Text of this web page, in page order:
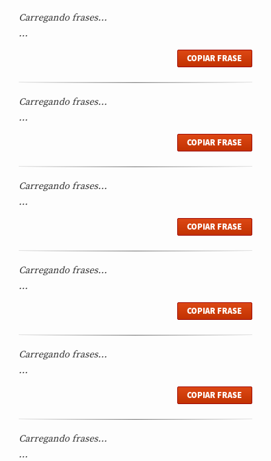
Carregando frases...
...
COPIAR FRASE
Carregando frases...
...
COPIAR FRASE
Carregando frases...
...
COPIAR FRASE
Carregando frases...
...
COPIAR FRASE
Carregando frases...
...
COPIAR FRASE
Carregando frases...
...